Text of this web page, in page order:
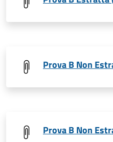
Prova B Non
Prova B Non